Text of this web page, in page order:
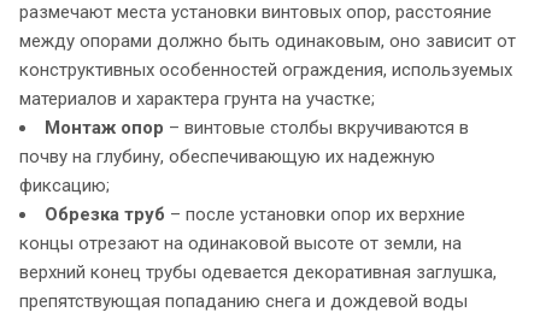
размечают места установки винтовых опор, расстояние
между опорами должно быть одинаковым, оно зависит от
конструктивных особенностей ограждения, используемых
материалов и характера грунта на участке;
Монтаж опор – винтовые столбы вкручиваются в
почву на глубину, обеспечивающую их надежную
фиксацию;
Обрезка труб – после установки опор их верхние
концы отрезают на одинаковой высоте от земли, на
верхний конец трубы одевается декоративная заглушка,
препятствующая попаданию снега и дождевой воды